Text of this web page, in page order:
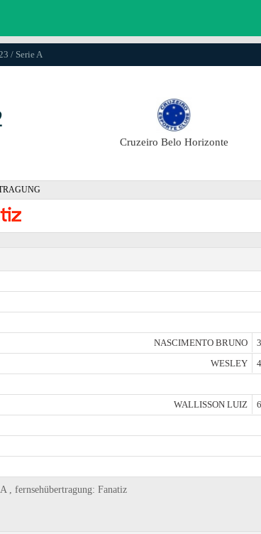
/ Serie A
Cruzeiro Belo Horizonte
NASCIMENTO BRUNO
WESLEY
WALLISSON LUIZ
, fernsehübertragung: Fanatiz